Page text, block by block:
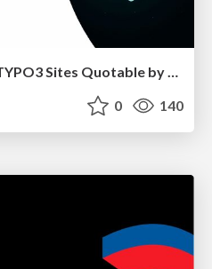
Invisible to AI? Making TYPO3 Sites Quotable by AI Search Systems
0 140